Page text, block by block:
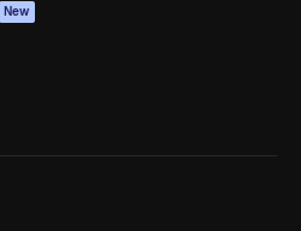
New